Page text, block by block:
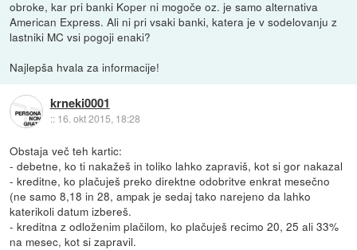
obroke, kar pri banki Koper ni mogoče oz. je samo alternativa
American Express. Ali ni pri vsaki banki, katera je v sodelovanju z
lastniki MC vsi pogoji enaki?
Najlepša hvala za informacije!
krneki0001
:: 16. okt 2015, 18:28
Obstaja več teh kartic:
- debetne, ko ti nakažeš in toliko lahko zapraviš, kot si gor nakazal
- kreditne, ko plačuješ preko direktne odobritve enkrat mesečno
(ne samo 8,18 in 28, ampak je sedaj tako narejeno da lahko
katerikoli datum izbereš.
- kreditna z odloženim plačilom, ko plačuješ recimo 20, 25 ali 33%
na mesec, kot si zapravil.